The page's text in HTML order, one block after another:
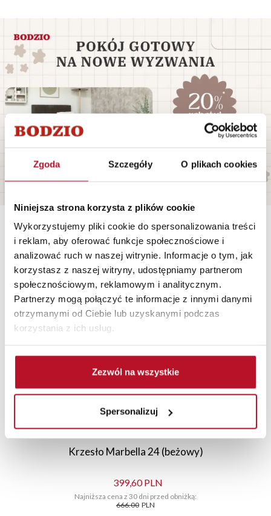
Zgoda Szczegóły O plikach cookies
Niniejsza strona korzysta z plików cookie
Wykorzystujemy pliki cookie do spersonalizowania treści
i reklam, aby oferować funkcje społecznościowe i
analizować ruch w naszej witrynie. Informacje o tym, jak
korzystasz z naszej witryny, udostępniamy partnerom
społecznościowym, reklamowym i analitycznym.
Partnerzy mogą połączyć te informacje z innymi danymi
otrzymanymi od Ciebie lub uzyskanymi podczas
korzystania z ich usług.
Zezwól na wszystkie
Spersonalizuj
Polecane Nowości Sale
Krzesło Marbella 24 (beżowy)
399,60 PLN
Najniższa cena z 30 dni przed obniżką:
666.00 PLN